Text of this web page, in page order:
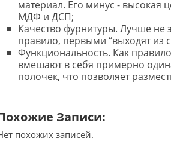
материал. Его минус -
МДФ и ДСП;
Качество фурнитуры. Лучше не
правило, первыми “выходят из
Функциональность. Как
вмешают в себя примерно
полочек, что позволяет
Записи:
похожих записей.